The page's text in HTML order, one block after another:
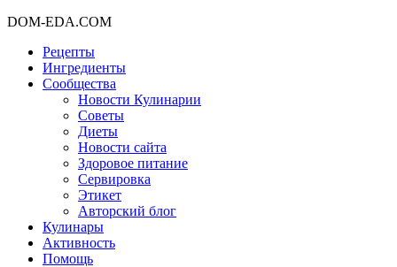
DOM-EDA.COM
Рецепты
Ингредиенты
Сообщества
Новости Кулинарии
Советы
Диеты
Новости сайта
Здоровое питание
Сервировка
Этикет
Авторский блог
Кулинары
Активность
Помощь